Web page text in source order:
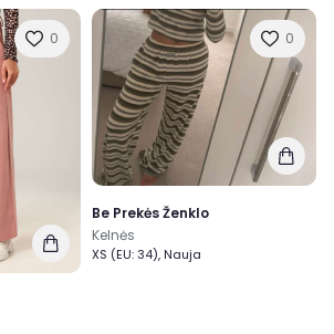
0 0
Be Prekės Ženklo
Kelnės
XS (EU: 34), Nauja